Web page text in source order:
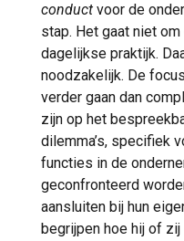
conduct voor de
stap. Het gaat niet
dagelijkse praktijk.
noodzakelijk. De
verder gaan dan
zijn op het
dilemma’s, specifiek
functies in de
geconfronteerd
aansluiten bij hun
begrijpen hoe hij of